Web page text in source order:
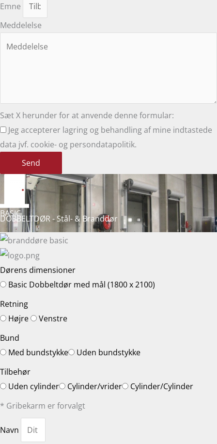
Emne
Meddelelse
Sæt X herunder for at anvende denne formular:
Jeg accepterer lagring og behandling af mine indtastede
data jvf. cookie- og persondatapolitik.
Send
BASIC
DOBBELTDØR - Stål- & Branddør
Dørens dimensioner
Basic Dobbeltdør med mål (1800 x 2100)
Retning
Højre Venstre
Bund
Med bundstykke Uden bundstykke
Tilbehør
Uden cylinder Cylinder/vrider
Cylinder/Cylinder
* Gribekarm er forvalgt
Navn